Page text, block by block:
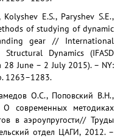
E.S., Paryshev S.E.,
of studying of dynamic
gear // International
Dynamics (IFASD
28 June – 2 July 2015). – NY:
1263–1283.
O.C., Поповс­кий B.H.,
современ­ных методиках
в аэроупругости// Труды
отдел ЦАГИ, 2012. –